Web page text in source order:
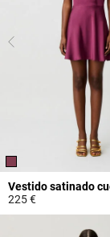
225 €